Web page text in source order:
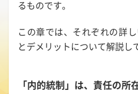
るものです。
この章では、それぞれの詳
とデメリットについて解説し
「内的統制」は、責任の所